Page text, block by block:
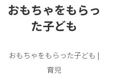
おもちゃをもらっ
た子ども
おもちゃをもらった子ども |
育児